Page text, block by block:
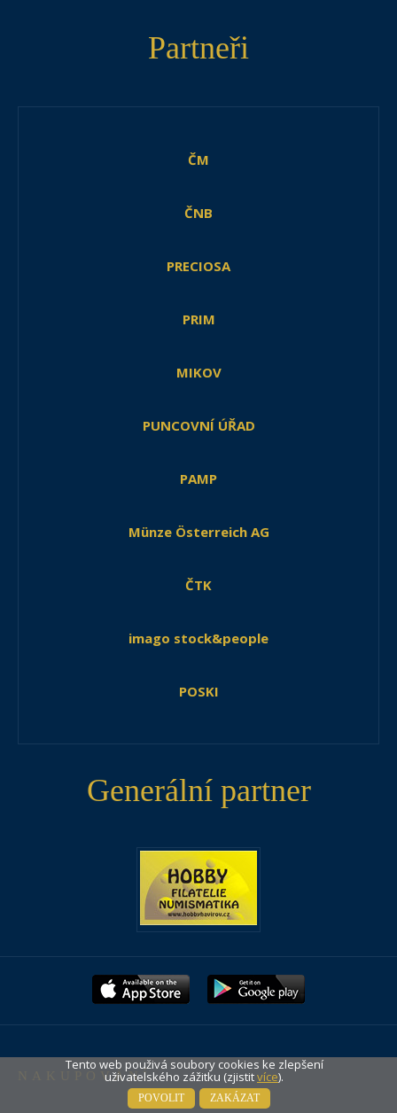
Partneři
ČM
ČNB
PRECIOSA
PRIM
MIKOV
PUNCOVNÍ ÚŘAD
PAMP
Münze Österreich AG
ČTK
imago stock&people
POSKI
Generální partner
NAKUPOVÁNÍ
Tento web použivá soubory cookies ke zlepšení
uživatelského zážitku (zjistitvíce).
POVOLIT ZAKÁZAT